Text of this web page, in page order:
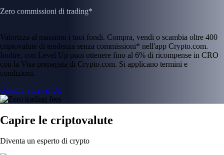
Zero commissioni di trading*
Valorizza al massimo i tuoi fondi. Compra, vendi o scambia oltre 400
criptovalute di tendenza senza commissioni* nell'app Crypto.com.
Inoltre, con Level Up puoi ottenere fino al 6% di ricompense in CRO
con la Visa prepagata di Crypto.com. Si applicano termini e
condizioni.
Unisciti a Level Up
Capire le criptovalute
Diventa un esperto di crypto